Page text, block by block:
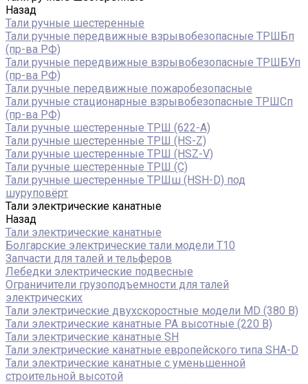
Назад
Тали ручные шестеренные
Тали ручные передвижные взрывобезопасные ТРШБп
(пр-ва РФ)
Тали ручные передвижные взрывобезопасные ТРШБУп
(пр-ва РФ)
Тали ручные передвижные пожаробезопасные
Тали ручные стационарные взрывобезопасные ТРШСп
(пр-ва РФ)
Тали ручные шестеренные ТРШ (622-A)
Тали ручные шестеренные ТРШ (HS-Z)
Тали ручные шестеренные ТРШ (HSZ-V)
Тали ручные шестеренные ТРШ (С)
Тали ручные шестеренные ТРШш (HSH-D) под
шуруповёрт
Тали электрические канатные
Назад
Тали электрические канатные
Болгарские электрические тали модели T10
Запчасти для талей и тельферов
Лебедки электрические подвесные
Ограничители грузоподъемности для талей
электрических
Тали электрические двухскоростные модели MD (380 В)
Тали электрические канатные PA высотные (220 В)
Тали электрические канатные SH
Тали электрические канатные европейского типа SHA-D
Тали электрические канатные с уменьшенной
строительной высотой